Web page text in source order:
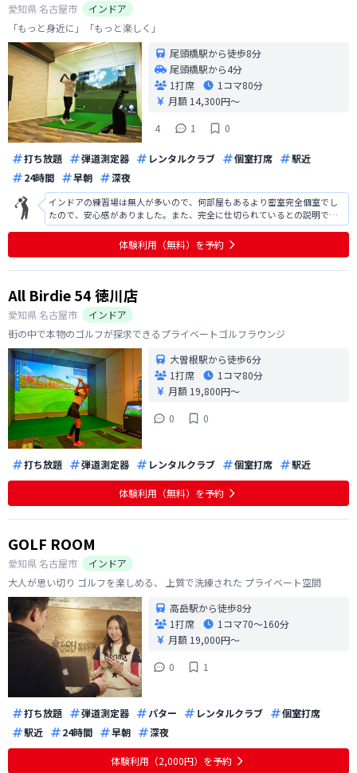
愛知県名古屋市
インドア
「もっと身近に」「もっと楽しく」
尾頭橋駅から徒歩8分
尾頭橋駅から4分
1打席
1コマ80分
月額 14,300円〜
4
1 0
打ち放題 弾道測定器 レンタルクラブ 個室打席
駅近
24時間
早朝 深夜
インドアの練習場は無人が多いので、何部屋もあるより密室完全個室でし
たので、安心感がありました。また、完全に仕切られているとの説明でし
たのその点は、夜遅くても問題ないと感じました。 ボールが出てくるとこ
ろ(穴がある)のすぐ前でセンサーが反応とのことで、打ちづらく思いまし
た。慣れれば問題ないのかと・・・
体験利用（無料）を予約
All Birdie 54 徳川店
愛知県名古屋市
インドア
街の中で本物のゴルフが探求できるプライベートゴルフラウンジ
大曽根駅から徒歩6分
1打席
1コマ80分
月額 19,800円〜
0
0
打ち放題 弾道測定器 レンタルクラブ 個室打席 駅近
体験利用（無料）を予約
GOLF ROOM
愛知県名古屋市
インドア
大人が思い切り ゴルフを楽しめる、 上質で洗練された プライベート空間
高岳駅から徒歩8分
1打席
1コマ70〜160分
月額 19,000円〜
0
1
打ち放題 弾道測定器 パター レンタルクラブ
個室打席
駅近
24時間 早朝 深夜
体験利用（2,000円）を予約